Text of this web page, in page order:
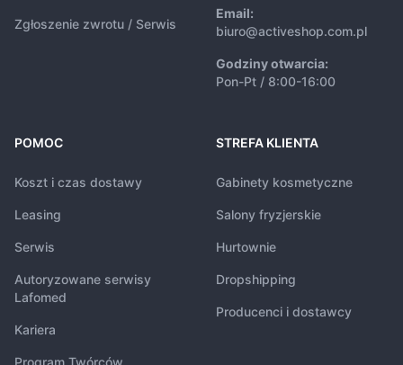
Zgłoszenie zwrotu / Serwis
Email:
biuro@activeshop.com.pl
Godziny otwarcia:
Pon-Pt / 8:00-16:00
POMOC
Koszt i czas dostawy
Leasing
Serwis
Autoryzowane serwisy
Lafomed
Kariera
Program Twórców
STREFA KLIENTA
Gabinety kosmetyczne
Salony fryzjerskie
Hurtownie
Dropshipping
Producenci i dostawcy